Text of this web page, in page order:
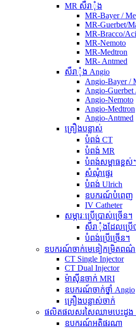
MR សឺរាុំង
MR-Bayer /
MR-Guerbet/
MR-Bracco/
MR-Nemoto
MR-Medtron
MR- Antmed
សឺរាុំង Angio
Angio-Bayer /
Angio-
Angio-Nemoto
Angio-Medtron
Angio-Antmed
គ្រឿងបន្លាស់
បំពង់ CT
បំពង់ MR
បំពង់សម្ពាធខ្ពស់
សំណុំផ្ទេរ
បំពង់ Ulrich
ឧបករណ៍បំពេញ
IV Catheter
សម្ភារៈប្រើប្រាស់ច្រើន។
សឺរាុំងដែលប្រើប
បំពង់ប្រើច្រើន។
ឧបករណ៍ចាក់មេឌៀកម្រិតពណ៌
CT Single Injector
CT Dual Injector
ម៉ាស៊ីនចាក់ MRI
ឧបករណ៍ចាក់ថ្នាំ Angio
គ្រឿងបន្លាស់ចាក់
ផលិតផលសរសៃឈាមបេះដូង
ឧបករណ៍អតិផរណា